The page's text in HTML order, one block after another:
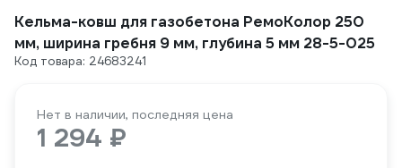
Кельма-ковш для газобетона РемоКолор 250
мм, ширина гребня 9 мм, глубина 5 мм 28-5-025
Код товара: 24683241
Нет в наличии, последняя цена
1 294 ₽